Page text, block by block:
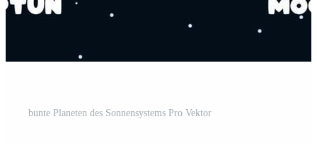
bunte Planeten des Sonnensystems Pro Vektor